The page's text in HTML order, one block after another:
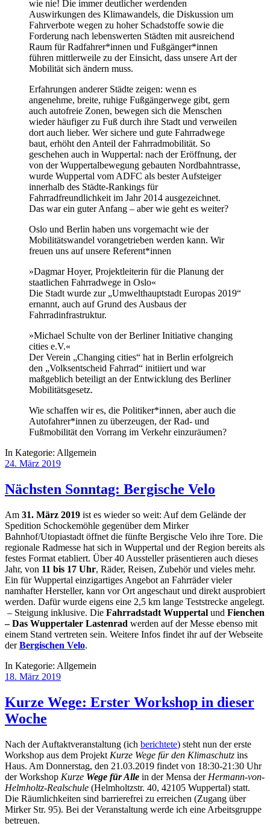
wie nie! Die immer deutlicher werdenden
Auswirkungen des Klimawandels, die Diskussion um
Fahrverbote wegen zu hoher Schadstoffe sowie die
Forderung nach lebenswerten Städten mit ausreichend
Raum für Radfahrer*innen und Fußgänger*innen
führen mittlerweile zu der Einsicht, dass unsere Art der
Mobilität sich ändern muss.
Erfahrungen anderer Städte zeigen: wenn es
angenehme, breite, ruhige Fußgängerwege gibt, gern
auch autofreie Zonen, bewegen sich die Menschen
wieder häufiger zu Fuß durch ihre Stadt und verweilen
dort auch lieber. Wer sichere und gute Fahrradwege
baut, erhöht den Anteil der Fahrradmobilität. So
geschehen auch in Wuppertal: nach der Eröffnung, der
von der Wuppertalbewegung gebauten Nordbahntrasse,
wurde Wuppertal vom ADFC als bester Aufsteiger
innerhalb des Städte-Rankings für
Fahrradfreundlichkeit im Jahr 2014 ausgezeichnet.
Das war ein guter Anfang – aber wie geht es weiter?
Oslo und Berlin haben uns vorgemacht wie der
Mobilitätswandel vorangetrieben werden kann. Wir
freuen uns auf unsere Referent*innen
»Dagmar Hoyer, Projektleiterin für die Planung der
staatlichen Fahrradwege in Oslo«
Die Stadt wurde zur „Umwelthauptstadt Europas 2019“
ernannt, auch auf Grund des Ausbaus der
Fahrradinfrastruktur.
»Michael Schulte von der Berliner Initiative changing
cities e.V.«
Der Verein „Changing cities“ hat in Berlin erfolgreich
den „Volksentscheid Fahrrad“ initiiert und war
maßgeblich beteiligt an der Entwicklung des Berliner
Mobilitätsgesetz.
Wie schaffen wir es, die Politiker*innen, aber auch die
Autofahrer*innen zu überzeugen, der Rad- und
Fußmobilität den Vorrang im Verkehr einzuräumen?
In Kategorie: Allgemein
24. März 2019
Nächsten Sonntag: Bergische Velo
Am 31. März 2019 ist es wieder so weit: Auf dem Gelände der
Spedition Schockemöhle gegenüber dem Mirker
Bahnhof/Utopiastadt öffnet die fünfte Bergische Velo ihre Tore. Die
regionale Radmesse hat sich in Wuppertal und der Region bereits als
festes Format etabliert. Über 40 Aussteller präsentieren auch dieses
Jahr, von 11 bis 17 Uhr, Räder, Reisen, Zubehör und vieles mehr.
Ein für Wuppertal einzigartiges Angebot an Fahrräder vieler
namhafter Hersteller, kann vor Ort angeschaut und direkt ausprobiert
werden. Dafür wurde eigens eine 2,5 km lange Teststrecke angelegt.
– Steigung inklusive. Die Fahrradstadt Wuppertal und Fienchen
– Das Wuppertaler Lastenrad werden auf der Messe ebenso mit
einem Stand vertreten sein. Weitere Infos findet ihr auf der Webseite
derBergischen Velo.
In Kategorie: Allgemein
18. März 2019
Kurze Wege: Erster Workshop in dieser
Woche
Nach der Auftaktveranstaltung (ich berichtete) steht nun der erste
Workshop aus dem Projekt Kurze Wege für den Klimaschutz ins
Haus. Am Donnerstag, den 21.03.2019 findet von 18:30-21:30 Uhr
der Workshop Kurze Wege für Alle in der Mensa der Hermann-von-
Helmholtz-Realschule (Helmholtzstr. 40, 42105 Wuppertal) statt.
Die Räumlichkeiten sind barrierefrei zu erreichen (Zugang über
Mirker Str. 95). Bei der Veranstaltung werde ich eine Arbeitsgruppe
betreuen.